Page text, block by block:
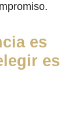
es
es